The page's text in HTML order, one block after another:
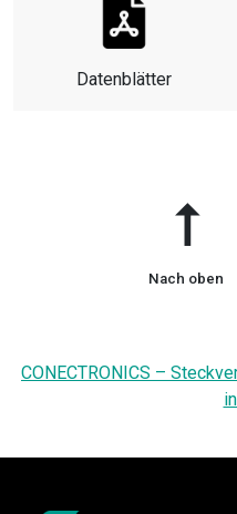
Datenblätter
➞
Nach oben
CONECTRONICS –